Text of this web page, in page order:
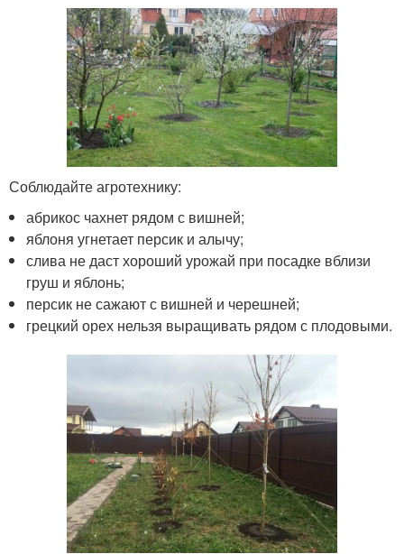
Соблюдайте агротехнику:
абрикос чахнет рядом с вишней;
яблоня угнетает персик и алычу;
слива не даст хороший урожай при посадке вблизи
груш и яблонь;
персик не сажают с вишней и черешней;
грецкий орех нельзя выращивать рядом с плодовыми.